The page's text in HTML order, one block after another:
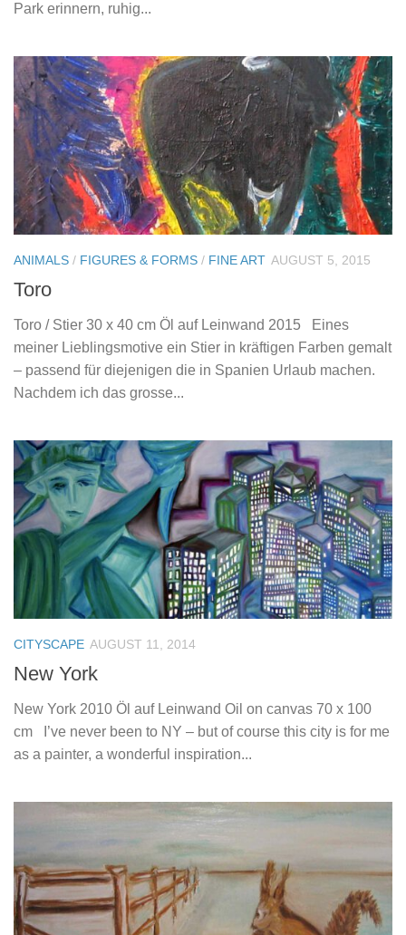
Park erinnern, ruhig...
ANIMALS / FIGURES & FORMS / FINE ART AUGUST 5, 2015
Toro
Toro / Stier 30 x 40 cm Öl auf Leinwand 2015 Eines
meiner Lieblingsmotive ein Stier in kräftigen Farben gemalt
– passend für diejenigen die in Spanien Urlaub machen.
Nachdem ich das grosse...
CITYSCAPE AUGUST 11, 2014
New York
New York 2010 Öl auf Leinwand Oil on canvas 70 x 100
cm I’ve never been to NY – but of course this city is for me
as a painter, a wonderful inspiration...